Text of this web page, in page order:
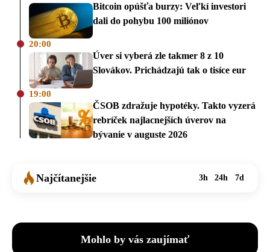
Bitcoin opúšťa burzy: Veľkí investori
dali do pohybu 100 miliónov
20:00
Úver si vyberá zle takmer 8 z 10
Slovákov. Prichádzajú tak o tisíce eur
19:00
ČSOB zdražuje hypotéky. Takto vyzerá
rebríček najlacnejších úverov na
bývanie v auguste 2026
Najčítanejšie 3h 24h 7d
Mohlo by vás zaujímať